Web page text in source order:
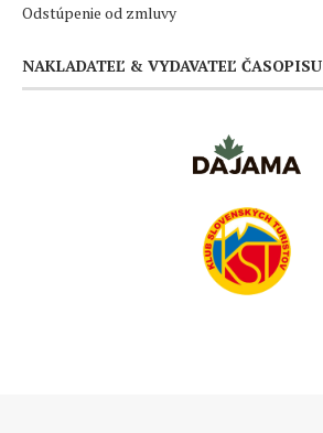
Odstúpenie od zmluvy
NAKLADATEĽ & VYDAVATEĽ ČASOPISU